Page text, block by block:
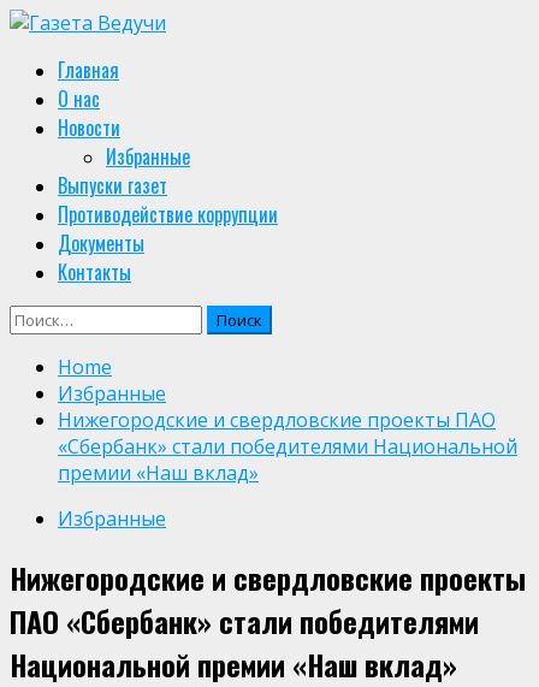
Skip
content
Primary
Menu
Главная
О нас
Новости
Избранные
Выпуски газет
Противодействие коррупции
Документы
Контакты
Найти:
Home
Избранные
Нижегородские и свердловские проекты ПАО
«Сбербанк» стали победителями Национальной
премии «Наш вклад»
Избранные
Нижегородские и свердловские проекты
ПАО «Сбербанк» стали победителями
Национальной премии «Наш вклад»